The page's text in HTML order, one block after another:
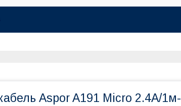
Aspor A191 Micro 2.4A/1м-